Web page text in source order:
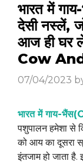
भारत में
देसी नस्लें,
आज ही घर
Cow
07/04/2023
भारत में गाय-
पशुपालन हमेशा से
को आय का दूसरा
इंतजाम हो जाता